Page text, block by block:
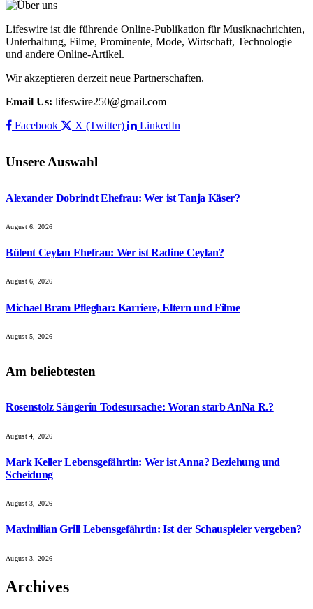
Lifeswire ist die führende Online-Publikation für Musiknachrichten,
Unterhaltung, Filme, Prominente, Mode, Wirtschaft, Technologie
und andere Online-Artikel.
Wir akzeptieren derzeit neue Partnerschaften.
Email Us: lifeswire250@gmail.com
Facebook
X (Twitter) LinkedIn
Unsere Auswahl
Alexander Dobrindt Ehefrau: Wer ist Tanja Käser?
August 6, 2026
Bülent Ceylan Ehefrau: Wer ist Radine Ceylan?
August 6, 2026
Michael Bram Pfleghar: Karriere, Eltern und Filme
August 5, 2026
Am beliebtesten
Rosenstolz Sängerin Todesursache: Woran starb AnNa R.?
August 4, 2026
Mark Keller Lebensgefährtin: Wer ist Anna? Beziehung und
Scheidung
August 3, 2026
Maximilian Grill Lebensgefährtin: Ist der Schauspieler vergeben?
August 3, 2026
Archives